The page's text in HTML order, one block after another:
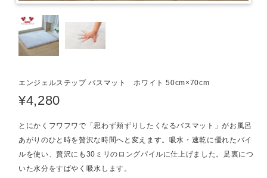
エンジェルステップ バスマット ホワイト 50cm×70cm
¥4,280
とにかくフワフワで「思わず頬ずりしたくなるバスマット」がお風呂
あがりのひと時を贅沢な時間へと変えます。吸水・速乾に優れたパイ
ルを使い、贅沢にも30ミリのロングパイルに仕上げました。足裏につ
いた水分をすばやく吸水します。